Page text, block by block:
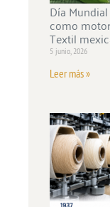
Día
como
Textil
5 junio, 2026
Leer más »